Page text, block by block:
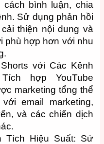
bình luận, chia
Sử dụng phản hồi
thiện nội dung và
phù hợp hơn với nhu
với Các Kênh
hợp YouTube
marketing tổng thể
email marketing,
và các chiến dịch
Tích Hiệu Suất: Sử